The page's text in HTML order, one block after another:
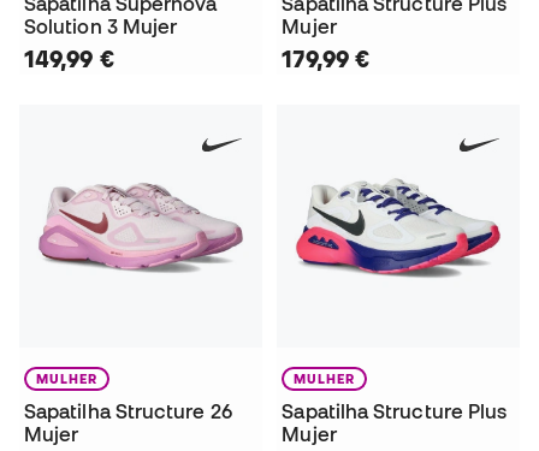
Solution 3 Mujer
149,99 €
Mujer
179,99 €
MULHER
Sapatilha Structure 26
Mujer
MULHER
Sapatilha Structure Plus
Mujer